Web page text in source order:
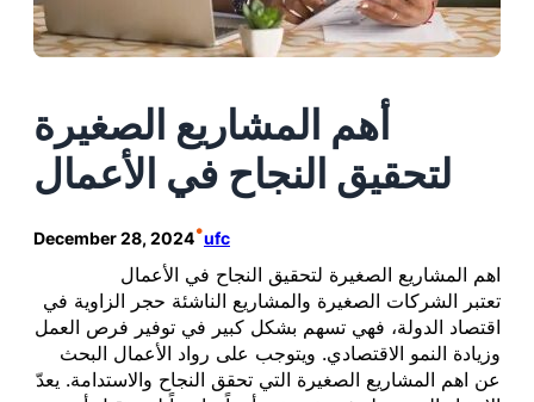
أهم المشاريع الصغيرة
لتحقيق النجاح في الأعمال
December 28, 2024•ufc
اهم المشاريع الصغيرة لتحقيق النجاح في الأعمال
تعتبر الشركات الصغيرة والمشاريع الناشئة حجر الزاوية في
اقتصاد الدولة، فهي تسهم بشكل كبير في توفير فرص العمل
وزيادة النمو الاقتصادي. ويتوجب على رواد الأعمال البحث
عن اهم المشاريع الصغيرة التي تحقق النجاح والاستدامة. يعدّ